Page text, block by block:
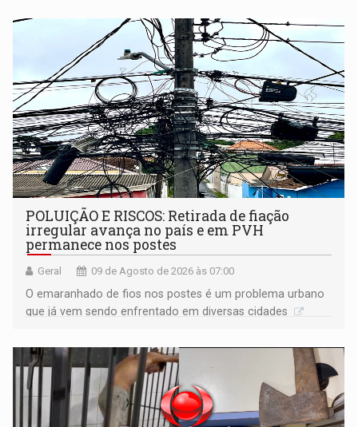
POLUIÇÃO E RISCOS: Retirada de fiação
irregular avança no país e em PVH
permanece nos postes
Geral 09 de Agosto de 2026 às 07:00
O emaranhado de fios nos postes é um problema urbano
que já vem sendo enfrentado em diversas cidades